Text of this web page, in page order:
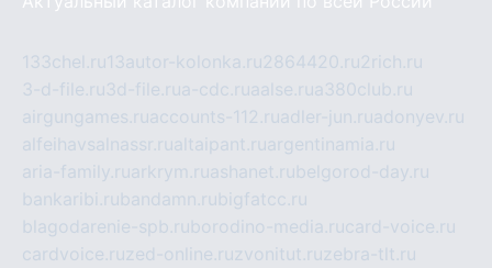
133chel.ru13autor-kolonka.ru2864420.ru2rich.ru
3-d-file.ru3d-file.rua-cdc.ruaalse.rua380club.ru
airgungames.ruaccounts-112.ruadler-jun.ruadonyev.ru
alfeihavsalnassr.rualtaipant.ruargentinamia.ru
aria-family.ruarkrym.ruashanet.rubelgorod-day.ru
bankaribi.rubandamn.rubigfatcc.ru
blagodarenie-spb.ruborodino-media.rucard-voice.ru
cardvoice.ruzed-online.ruzvonitut.ruzebra-tlt.ru